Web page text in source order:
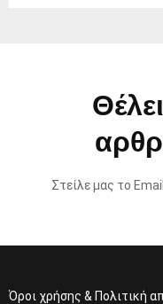
Στείλε μας το
Όροι χρήσης & Πολιτική